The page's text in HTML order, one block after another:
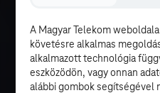
A Magyar Telekom
követésre alkalmas
alkalmazott technológia
eszközödön, vagy onnan
alábbi gombok segítségével